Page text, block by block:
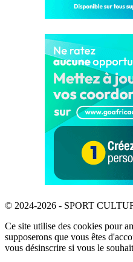
© 2024-2026 - SPORT
Ce site utilise des cookies pour
supposerons que vous êtes
vous désinscrire si vous le